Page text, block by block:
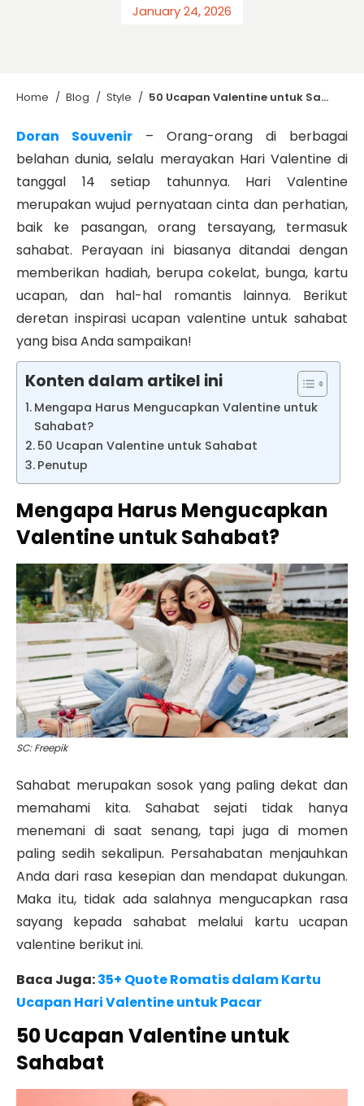
January 24, 2026
Home / Blog / Style / 50 Ucapan Valentine untuk Sahabat, Penuh Makna!
Doran Souvenir – Orang-orang di berbagai
belahan dunia, selalu merayakan Hari Valentine di
tanggal 14 setiap tahunnya. Hari Valentine
merupakan wujud pernyataan cinta dan perhatian,
baik ke pasangan, orang tersayang, termasuk
sahabat. Perayaan ini biasanya ditandai dengan
memberikan hadiah, berupa cokelat, bunga, kartu
ucapan, dan hal-hal romantis lainnya. Berikut
deretan inspirasi ucapan valentine untuk sahabat
yang bisa Anda sampaikan!
Konten dalam artikel ini
Mengapa Harus Mengucapkan Valentine untuk
Sahabat?
50 Ucapan Valentine untuk Sahabat
Penutup
Mengapa Harus Mengucapkan
Valentine untuk Sahabat?
SC: Freepik
Sahabat merupakan sosok yang paling dekat dan
memahami kita. Sahabat sejati tidak hanya
menemani di saat senang, tapi juga di momen
paling sedih sekalipun. Persahabatan menjauhkan
Anda dari rasa kesepian dan mendapat dukungan.
Maka itu, tidak ada salahnya mengucapkan rasa
sayang kepada sahabat melalui kartu ucapan
valentine berikut ini.
Baca Juga:35+ Quote Romatis dalam Kartu
Ucapan Hari Valentine untuk Pacar
50 Ucapan Valentine untuk
Sahabat